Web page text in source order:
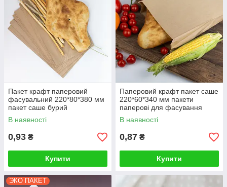
Пакет крафт паперовий
фасувальний 220*80*380 мм
пакет саше бурий
В наявності
0,93 ₴
Купити
Паперовий крафт пакет саше
220*60*340 мм пакети
паперові для фасування
В наявності
0,87 ₴
Купити
ЭКО ПАКЕТ